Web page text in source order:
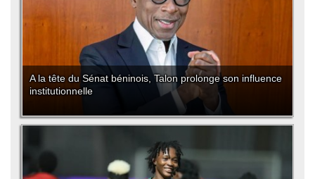
A la tête du Sénat béninois, Talon prolonge son influence
institutionnelle